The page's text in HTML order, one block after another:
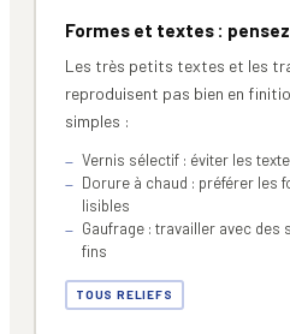
Formes et textes :
Les très petits textes et les
reproduisent pas bien en
simples :
Vernis sélectif : éviter les
Dorure à chaud : préférer les
lisibles
Gaufrage : travailler avec
fins
TOUS RELIEFS